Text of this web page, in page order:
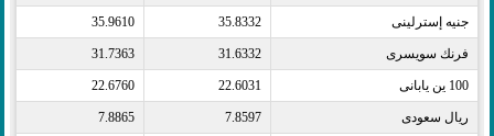
جنيه إسترلينى​ 35.8332
35.9610
فرنك سويسرى​ 31.6332
31.7363
100 ين يابانى​ 22.6031
22.6760
ريال سعودى​ 7.8597
7.8865